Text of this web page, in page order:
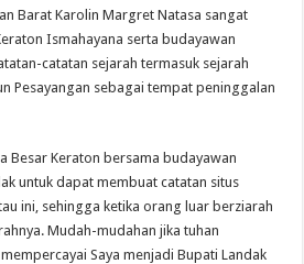
Barat Karolin Margret Natasa sangat
Ismahayana serta budayawan
catatan sejarah termasuk sejarah
Pesayangan sebagai tempat peninggalan
Besar Keraton bersama budayawan
untuk dapat membuat catatan situs
ini, sehingga ketika orang luar berziarah
Mudah-mudahan jika tuhan
Saya menjadi Bupati Landak